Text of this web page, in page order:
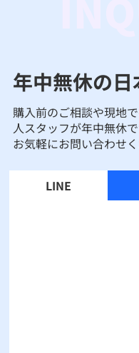
LINE
年中無休の
購入前のご相談や現地
人スタッフが年中無休
お気軽にお問い合わせく